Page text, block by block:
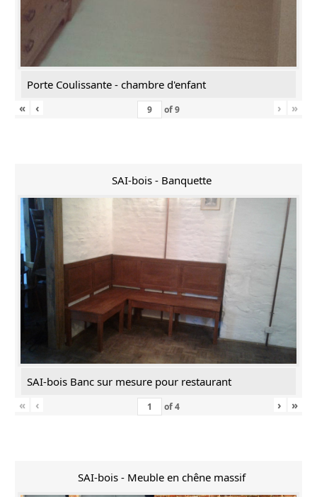
Porte Coulissante - chambre d'enfant
«
‹ of9 › »
SAI-bois - Banquette
SAI-bois Banc sur mesure pour restaurant
«
‹ of4 › »
SAI-bois - Meuble en chêne massif